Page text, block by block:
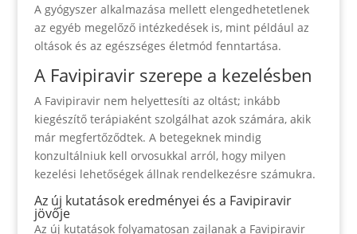
A gyógyszer alkalmazása mellett elengedhetetlenek
az egyéb megelőző intézkedések is, mint például az
oltások és az egészséges életmód fenntartása.
A Favipiravir szerepe a kezelésben
A Favipiravir nem helyettesíti az oltást; inkább
kiegészítő terápiaként szolgálhat azok számára, akik
már megfertőződtek. A betegeknek mindig
konzultálniuk kell orvosukkal arról, hogy milyen
kezelési lehetőségek állnak rendelkezésre számukra.
Az új kutatások eredményei és a Favipiravir
jövője
Az új kutatások folyamatosan zajlanak a Favipiravir